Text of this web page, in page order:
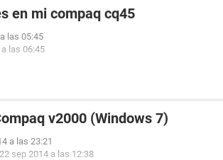
en mi compaq cq45
las 05:45
las 06:45
v2000 (Windows 7)
a las 23:21
22 sep 2014 a las 12:38